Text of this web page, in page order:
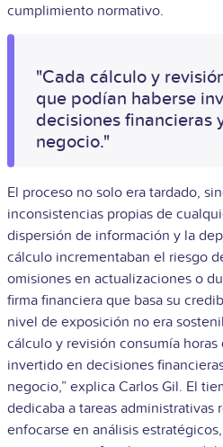
cumplimiento normativo.
"Cada cálculo y
que podían haberse
decisiones financieras
negocio."
El proceso no solo era tardado,
inconsistencias propias de
dispersión de información y la
cálculo incrementaban el riesgo
omisiones en actualizaciones o
firma financiera que basa su
nivel de exposición no era
cálculo y revisión consumía
invertido en decisiones
negocio,” explica Carlos Gil. El
dedicaba a tareas administrativas
enfocarse en análisis